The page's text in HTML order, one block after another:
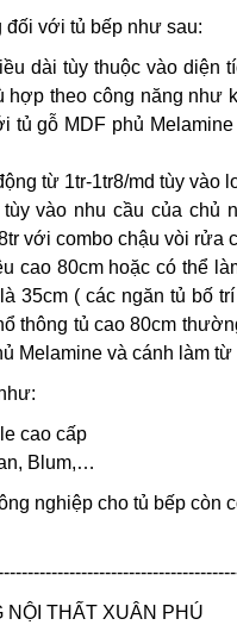
đối với tủ bếp như sau:
dài tùy thuộc vào diện
hợp theo công năng
tủ gỗ MDF phủ
từ 1tr-1tr8/md tùy vào
vào nhu cầu của chủ
với combo chậu vòi rửa
cao 80cm hoặc có thể
35cm ( các ngăn tủ bố
thông tủ cao 80cm
Melamine và cánh làm
cao cấp
Blum,…
nghiệp cho tủ bếp còn
NỘI THẤT XUÂN PHÚ